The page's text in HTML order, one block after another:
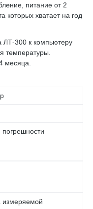
питание от 2
которых хватает на год
ЛТ-300 к компьютеру
температуры.
месяца.
измеряемой